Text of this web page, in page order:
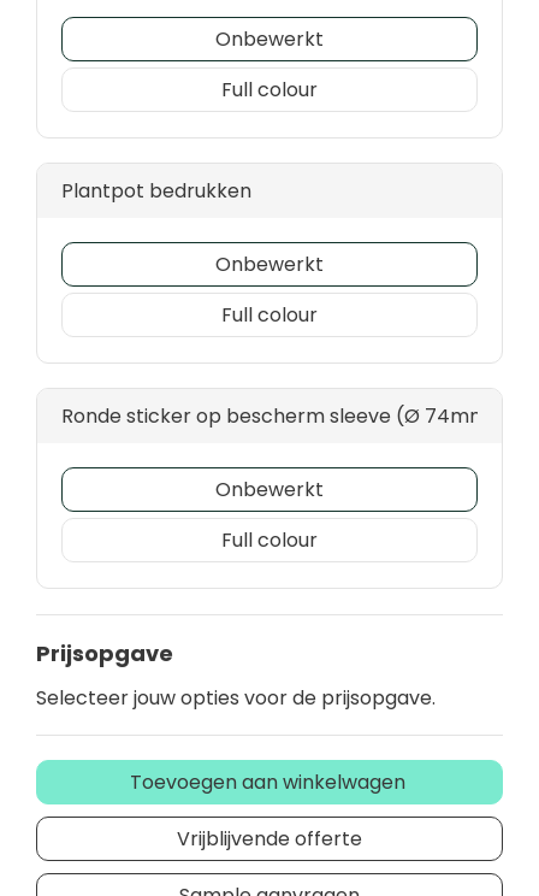
Onbewerkt
Full colour
Plantpot bedrukken
Onbewerkt
Full colour
Ronde sticker op bescherm sleeve (Ø 74mm) -
Onbewerkt
Full colour
Prijsopgave
Selecteer jouw opties voor de prijsopgave.
Toevoegen aan winkelwagen
Vrijblijvende offerte